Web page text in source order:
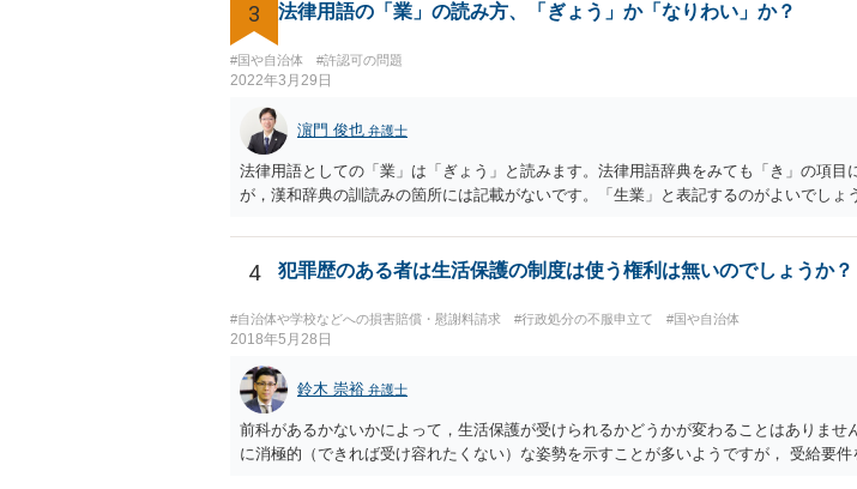
3 法律用語の「業」の読み方、「ぎょう」か「なりわい」か？
#国や自治体 #許認可の問題
2022年3月29日
濵門 俊也 弁護士
法律用語としての「業」は「ぎょう」と読みます。法律用語辞典をみても「き」の項
が，漢和辞典の訓読みの箇所には記載がないです。「生業」と表記するのがよいでしょ
4 犯罪歴のある者は生活保護の制度は使う権利は無いのでしょうか？
#自治体や学校などへの損害賠償・慰謝料請求 #行政処分の不服申立て #国や自治体
2018年5月28日
鈴木 崇裕 弁護士
前科があるかないかによって，生活保護が受けられるかどうかが変わることはありま
に消極的（できれば受け容れたくない）な姿勢を示すことが多いようですが， 受給要